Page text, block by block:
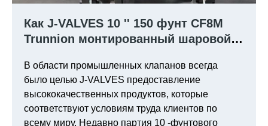
Как J-VALVES 10 '' 150 фунт CF8M
Trunnion монтированный шаровой
В области промышленных клапанов всегда
было целью J-VALVES предоставление
высококачественных продуктов, которые
соответствуют условиям труда клиентов по
всему миру. Недавно партия 10 -фунтового